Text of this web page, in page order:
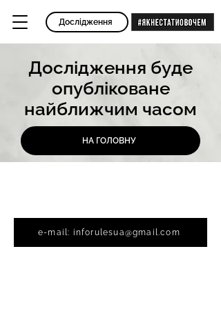
Дослідження
Дослідження буде
опубліковане
найближчим часом
НА ГОЛОВНУ
e-mail: inforulesua@gmail.com